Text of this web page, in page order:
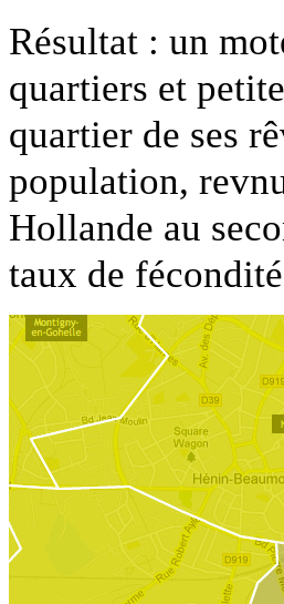
Résultat : un
quartiers et
quartier de ses
population,
Hollande au
taux de